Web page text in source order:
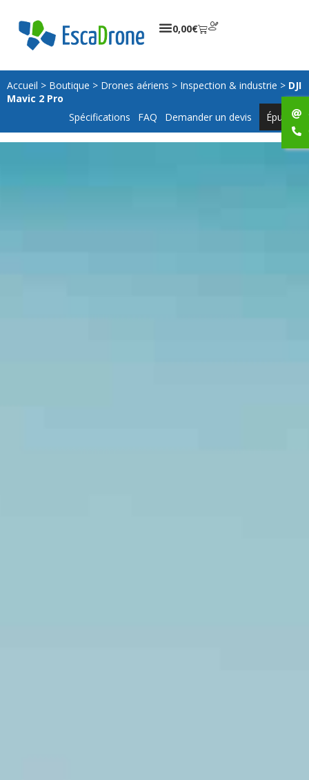
0,00€
Accueil > Boutique > Drones aériens > Inspection & industrie > DJI
Mavic 2 Pro
Spécifications
FAQ Demander un devis Épuisé